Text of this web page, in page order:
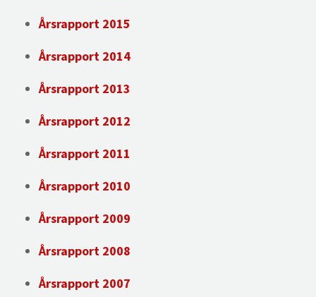
Årsrapport 2015
Årsrapport 2014
Årsrapport 2013
Årsrapport 2012
Årsrapport 2011
Årsrapport 2010
Årsrapport 2009
Årsrapport 2008
Årsrapport 2007